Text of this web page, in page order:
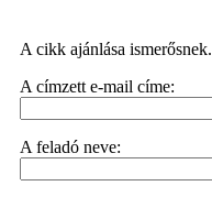
A cikk ajánlása ismerősnek.
A címzett e-mail címe:
A feladó neve: